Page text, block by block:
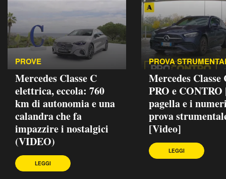
PROVE
Mercedes Classe C
elettrica, eccola: 760
km di autonomia e una
calandra che fa
impazzire i nostalgici
(VIDEO)
LEGGI
PROVA
Mercedes Classe
PRO e CONTRO
pagella e i
prova
[Video]
LEGGI